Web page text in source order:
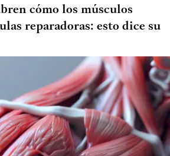
cómo los músculos
reparadoras: esto dice su